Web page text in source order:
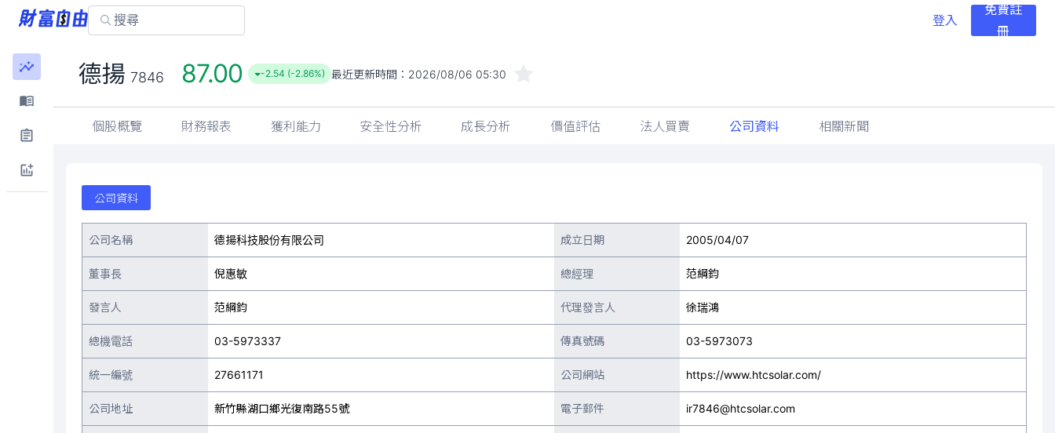
登入
免費註
冊
德揚 7846 87.00 -2.54 (-2.86%) 最近更新時間： 2026/08/06 05:30
個股概覽 財務報表 獲利能力 安全性分析 成長分析 價值評估 法人買賣 公司資料 相關新聞
公司資料
公司名稱 德揚科技股份有限公司 成立日期 2005/04/07
董事長 倪惠敏 總經理 范綱鈞
發言人 范綱鈞 代理發言人 徐瑞鴻
總機電話 03-5973337 傳真號碼 03-5973073
統一編號 27661171 公司網站 https://www.htcsolar.com/
公司地址 新竹縣湖口鄉光復南路55號 電子郵件 ir7846@htcsolar.com